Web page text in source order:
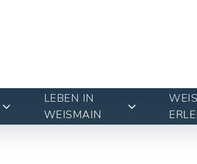
LEBEN IN
WEISMAIN